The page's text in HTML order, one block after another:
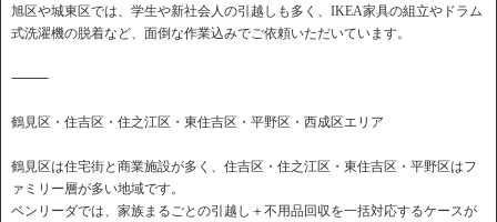
旭区や城東区では、学生や新社会人の引越しも多く、IKEA家具の組立やドラム
式洗濯機の脱着など、面倒な作業込みでご依頼いただいています。
⸻
鶴見区・住吉区・住之江区・東住吉区・平野区・西成区エリア
鶴見区は住宅街と商業施設が多く、住吉区・住之江区・東住吉区・平野区はフ
ァミリー層が多い地域です。
ベンリーダでは、家族まるごとの引越し＋不用品回収を一括対応するケースが